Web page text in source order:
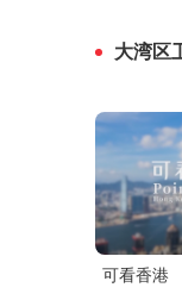
大湾区
可看香港